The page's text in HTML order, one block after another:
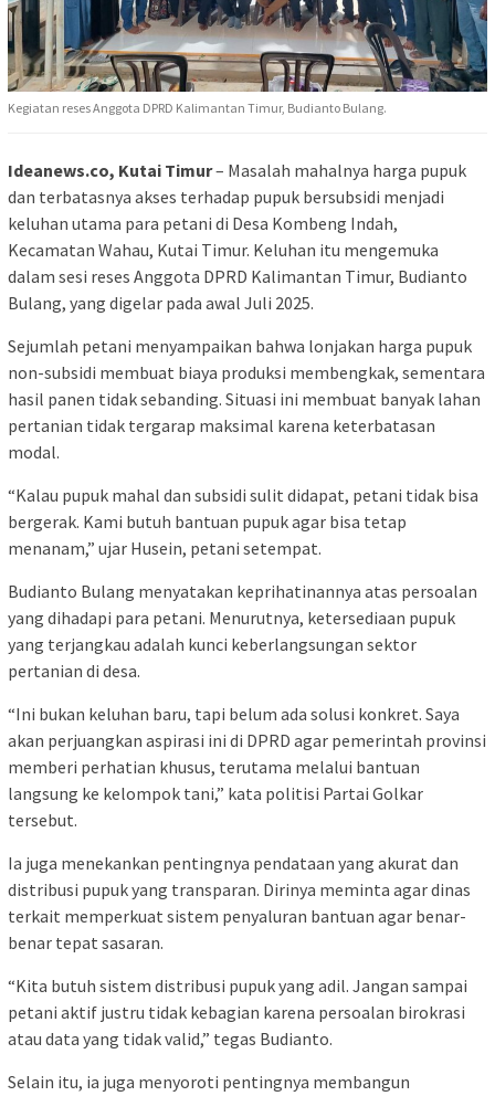
Kegiatan reses Anggota DPRD Kalimantan Timur, Budianto Bulang.
Ideanews.co, Kutai Timur– Masalah mahalnya harga pupuk
dan terbatasnya akses terhadap pupuk bersubsidi menjadi
keluhan utama para petani di Desa Kombeng Indah,
Kecamatan Wahau, Kutai Timur. Keluhan itu mengemuka
dalam sesi reses Anggota DPRD Kalimantan Timur, Budianto
Bulang, yang digelar pada awal Juli 2025.
Sejumlah petani menyampaikan bahwa lonjakan harga pupuk
non-subsidi membuat biaya produksi membengkak, sementara
hasil panen tidak sebanding. Situasi ini membuat banyak lahan
pertanian tidak tergarap maksimal karena keterbatasan
modal.
“Kalau pupuk mahal dan subsidi sulit didapat, petani tidak bisa
bergerak. Kami butuh bantuan pupuk agar bisa tetap
menanam,” ujar Husein, petani setempat.
Budianto Bulang menyatakan keprihatinannya atas persoalan
yang dihadapi para petani. Menurutnya, ketersediaan pupuk
yang terjangkau adalah kunci keberlangsungan sektor
pertanian di desa.
“Ini bukan keluhan baru, tapi belum ada solusi konkret. Saya
akan perjuangkan aspirasi ini di DPRD agar pemerintah provinsi
memberi perhatian khusus, terutama melalui bantuan
langsung ke kelompok tani,” kata politisi Partai Golkar
tersebut.
Ia juga menekankan pentingnya pendataan yang akurat dan
distribusi pupuk yang transparan. Dirinya meminta agar dinas
terkait memperkuat sistem penyaluran bantuan agar benar-
benar tepat sasaran.
“Kita butuh sistem distribusi pupuk yang adil. Jangan sampai
petani aktif justru tidak kebagian karena persoalan birokrasi
atau data yang tidak valid,” tegas Budianto.
Selain itu, ia juga menyoroti pentingnya membangun